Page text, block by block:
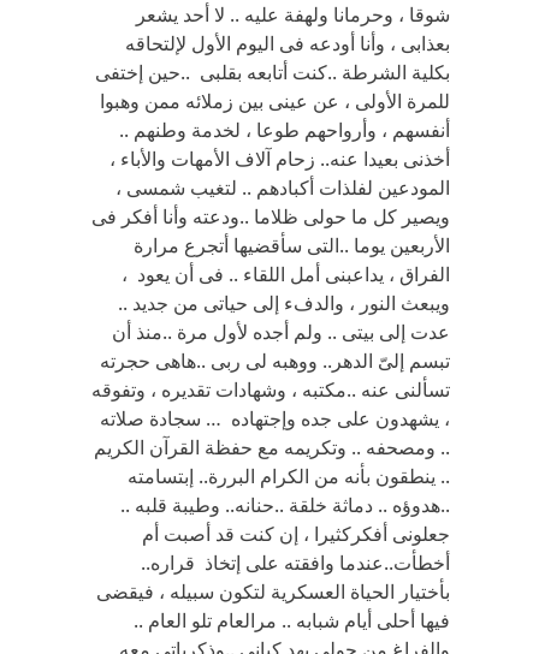
شوقا ، وحرمانا ولهفة عليه .. لا أحد يشعر
بعذابى ، وأنا أودعه فى اليوم الأول لإلتحاقه
بكلية الشرطة ..كنت أتابعه بقلبى ..حين إختفى
للمرة الأولى ، عن عينى بين زملائه ممن وهبوا
أنفسهم ، وأرواحهم طوعا ، لخدمة وطنهم ..
أخذنى بعيدا عنه.. زحام آلاف الأمهات والأباء ،
المودعين لفلذات أكبادهم .. لتغيب شمسى ،
ويصير كل ما حولى ظلاما ..ودعته وأنا أفكر فى
الأربعين يوما ..التى سأقضيها أتجرع مرارة
الفراق ، يداعبنى أمل اللقاء .. فى أن يعود ،
ويبعث النور ، والدفء إلى حياتى من جديد ..
عدت إلى بيتى .. ولم أجده لأول مرة ..منذ أن
تبسم إلىّ الدهر.. ووهبه لى ربى ..هاهى حجرته
تسألنى عنه ..مكتبه ، وشهادات تقديره ، وتفوقه
، يشهدون على جده وإجتهاده … سجادة صلاته
.. ومصحفه .. وتكريمه مع حفظة القرآن الكريم
.. ينطقون بأنه من الكرام البررة.. إبتسامته
..هدوؤه .. دماثة خلقة ..حنانه.. وطيبة قلبه ..
جعلونى أفكركثيرا ، إن كنت قد أصبت أم
أخطأت..عندما وافقته على إتخاذ قراره..
بأختيار الحياة العسكرية لتكون سبيله ، فيقضى
فيها أحلى أيام شبابه .. مرالعام تلو العام ..